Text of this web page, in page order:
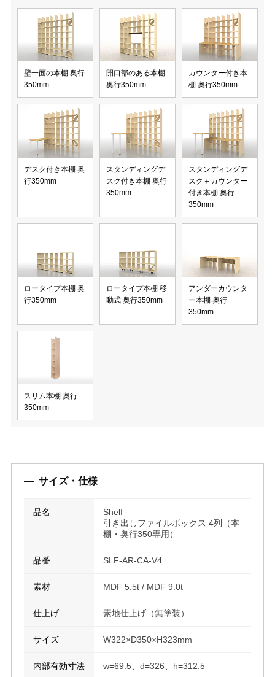
壁一面の本棚 奥行
350mm
開口部のある本棚
奥行350mm
カウンター付き本
棚 奥行350mm
デスク付き本棚 奥
行350mm
スタンディングデ
スク付き本棚 奥行
350mm
スタンディングデ
スク＋カウンター
付き本棚 奥行
350mm
ロータイプ本棚 奥
行350mm
ロータイプ本棚 移
動式 奥行350mm
アンダーカウンタ
ー本棚 奥行
350mm
スリム本棚 奥行
350mm
サイズ・仕様
品名
Shelf
引き出しファイルボックス 4列（本
棚・奥行350専用）
品番 SLF-AR-CA-V4
素材 MDF 5.5t / MDF 9.0t
仕上げ 素地仕上げ（無塗装）
サイズ W322×D350×H323mm
内部有効寸法 w=69.5、d=326、h=312.5